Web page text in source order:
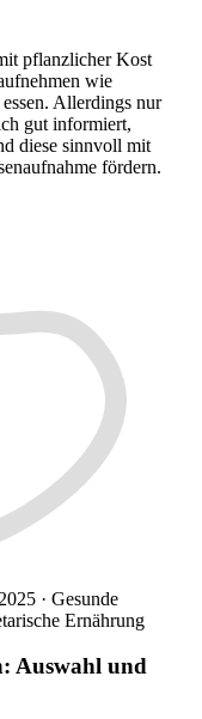
pflanzlicher Kost
wie
Allerdings nur
gut informiert,
diese sinnvoll mit
fördern.
· Gesunde
Ernährung
Auswahl und